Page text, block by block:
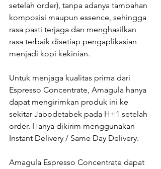
setelah order), tanpa adanya tambahan
komposisi maupun essence, sehingga
rasa pasti terjaga dan menghasilkan
rasa terbaik disetiap pengaplikasian
menjadi kopi kekinian.
Untuk menjaga kualitas prima dari
Espresso Concentrate, Amagula hanya
dapat mengirimkan produk ini ke
sekitar Jabodetabek pada H+1 setelah
order. Hanya dikirim menggunakan
Instant Delivery / Same Day Delivery.
Amagula Espresso Concentrate dapat